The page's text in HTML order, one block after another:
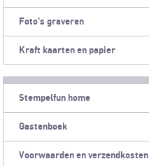
Foto's graveren
Kraft kaarten en papier
Stempelfun home
Gastenboek
Voorwaarden en verzendkosten